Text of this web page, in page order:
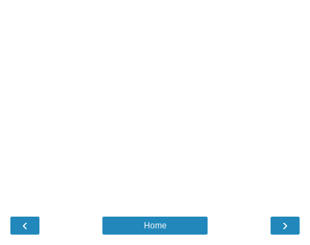
‹ ›
Home